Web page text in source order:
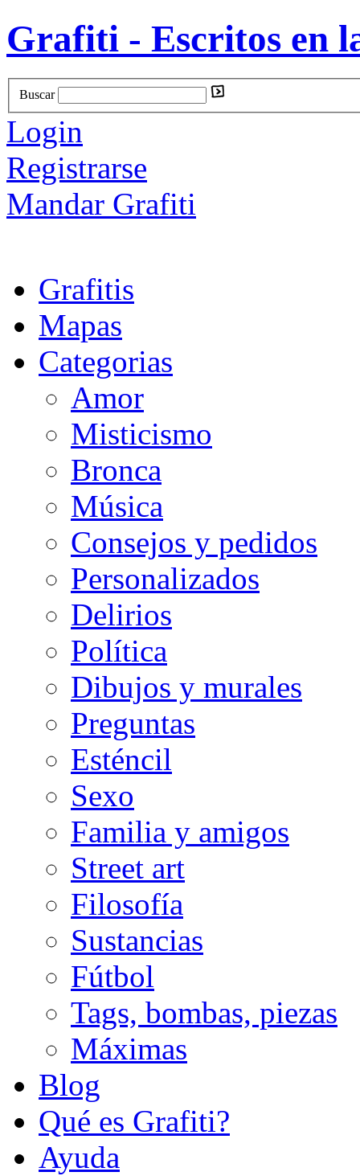
Grafiti - Escritos en
Buscar
Login
Registrarse
Mandar Grafiti
Grafitis
Mapas
Categorias
Amor
Misticismo
Bronca
Música
Consejos y pedidos
Personalizados
Delirios
Política
Dibujos y murales
Preguntas
Esténcil
Sexo
Familia y amigos
Street art
Filosofía
Sustancias
Fútbol
Tags, bombas, piezas
Máximas
Blog
Qué es Grafiti?
Ayuda